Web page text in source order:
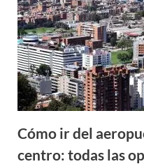
Cómo ir del
centro: todas las